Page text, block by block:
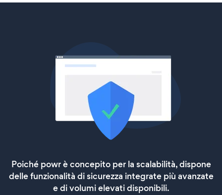
Poiché powr è concepito per la scalabilità, dispone
delle funzionalità di sicurezza integrate più avanzate
e di volumi elevati disponibili.